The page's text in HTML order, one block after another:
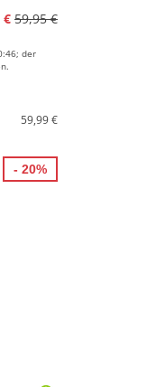
€ 59,95 €
der
59,99 €
- 20%